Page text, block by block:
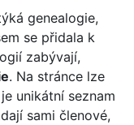
genealogie,
se přidala k
zabývají,
. Na stránce lze
unikátní seznam
sami členové,